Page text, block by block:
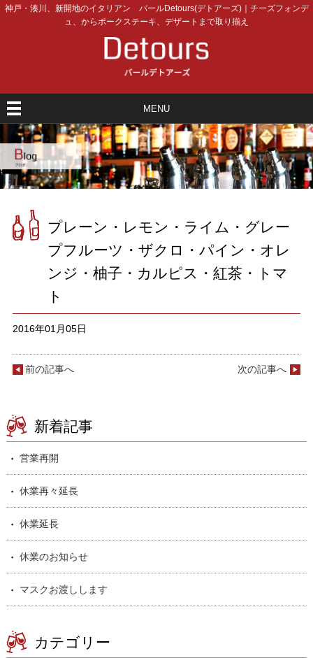
神戸・湊川、新開地のイタリアン バールDetours(デトアーズ)｜チーズフォンデ
ュ、からポークステーキ、デザートまで取り揃え
MENU
プレーン・レモン・ライム・グレー
プフルーツ・ザクロ・パイン・オレ
ンジ・柚子・カルピス・紅茶・トマ
ト
2016年01月05日
前の記事へ 次の記事へ
新着記事
営業再開
休業再々延長
休業延長
休業のお知らせ
マスクお渡しします
カテゴリー